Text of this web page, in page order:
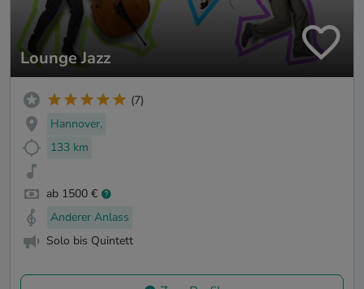
Lounge Jazz
(7)
Hannover,
133 km
ab 1500 €
Anderer Anlass
Solo bis Quintett